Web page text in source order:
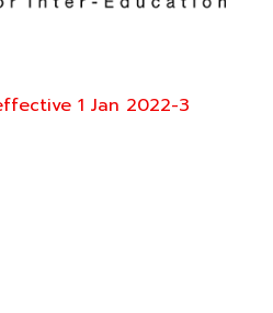
1 Jan 2022-3